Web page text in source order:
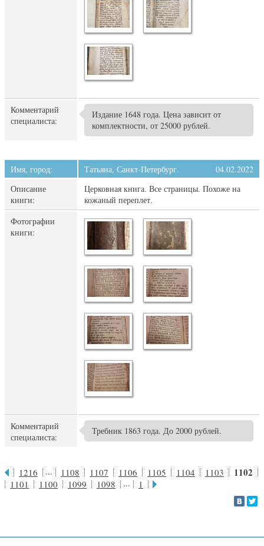
Комментарий
специалиста:
Издание 1648 года. Цена зависит от
комплектности, от 25000 рублей.
Имя, город: Татьяна, Санкт-Петербург.
04.02.2022
Описание
книги:
Церковная книга. Все страницы. Похоже на
кожаный переплет.
Фотографии
книги:
Комментарий
специалиста:
Требник 1863 года. До 2000 рублей.
1216 ... 1108 1107 1106 1105 1104 1103 1102
1101 1100 1099 1098 ... 1